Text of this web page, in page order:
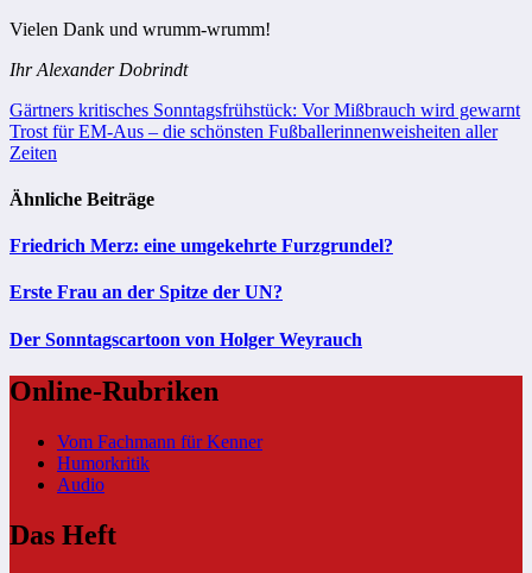
Vielen Dank und wrumm-wrumm!
Ihr Alexander Dobrindt
Beitragsnavigation
Gärtners kritisches Sonntagsfrühstück: Vor Mißbrauch wird gewarnt
Trost für EM-Aus – die schönsten Fußballerinnenweisheiten aller
Zeiten
Ähnliche Beiträge
Friedrich Merz: eine umgekehrte Furzgrundel?
Erste Frau an der Spitze der UN?
Der Sonntagscartoon von Holger Weyrauch
Online-Rubriken
Vom Fachmann für Kenner
Humorkritik
Audio
Das Heft